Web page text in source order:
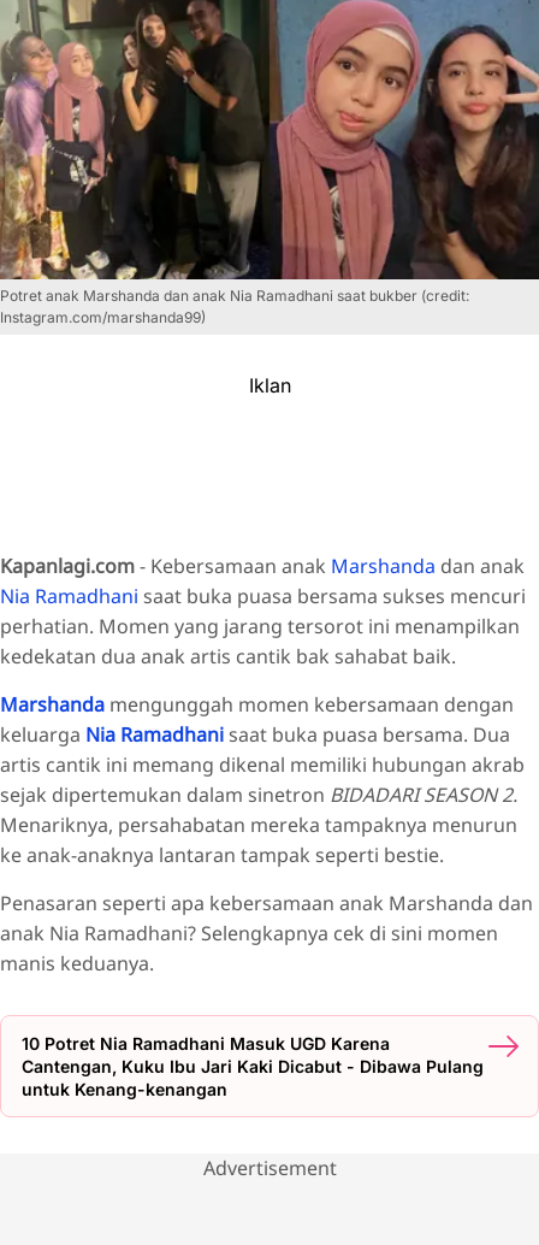
Potret anak Marshanda dan anak Nia Ramadhani saat bukber (credit:
Instagram.com/marshanda99)
Iklan
Kapanlagi.com- Kebersamaan anak Marshanda dan anak
Nia Ramadhani saat buka puasa bersama sukses mencuri
perhatian. Momen yang jarang tersorot ini menampilkan
kedekatan dua anak artis cantik bak sahabat baik.
Marshanda mengunggah momen kebersamaan dengan
keluarga Nia Ramadhanisaat buka puasa bersama. Dua
artis cantik ini memang dikenal memiliki hubungan akrab
sejak dipertemukan dalam sinetron BIDADARI SEASON 2.
Menariknya, persahabatan mereka tampaknya menurun
ke anak-anaknya lantaran tampak seperti bestie.
Penasaran seperti apa kebersamaan anak Marshanda dan
anak Nia Ramadhani? Selengkapnya cek di sini momen
manis keduanya.
10 Potret Nia Ramadhani Masuk UGD Karena
Cantengan, Kuku Ibu Jari Kaki Dicabut - Dibawa Pulang
untuk Kenang-kenangan
Advertisement